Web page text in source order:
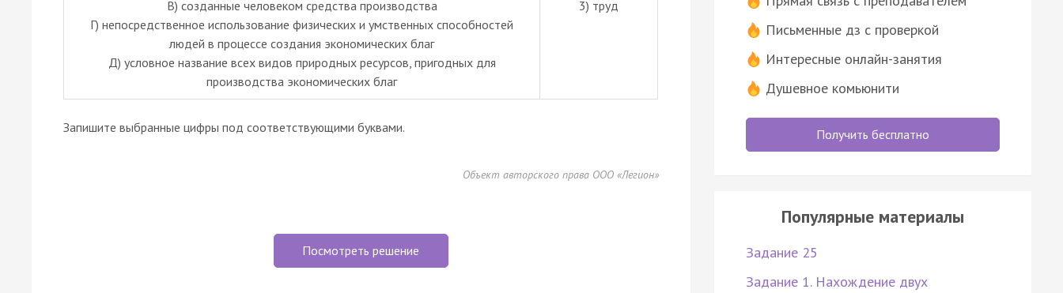
B) созданные человеком средства производства
Г) непосредственное использование физических и умственных способностей
людей в процессе создания экономических благ
Д) условное название всех видов природных ресурсов, пригодных для
производства экономических благ
3) труд
Запишите выбранные цифры под соответствующими буквами.
Объект авторского права ООО «Легион»
Посмотреть решение
Письменные дз с проверкой
Интересные онлайн-занятия
Душевное комьюнити
Получить бесплатно
Популярные материалы
Задание 25
Задание 1. Нахождение двух